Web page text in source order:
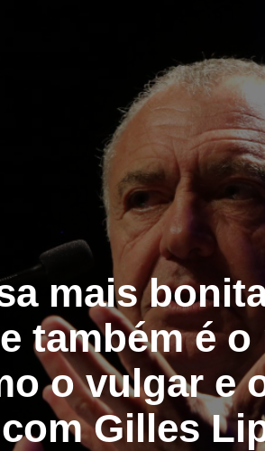
mais
também é
o vulgar e
Gilles